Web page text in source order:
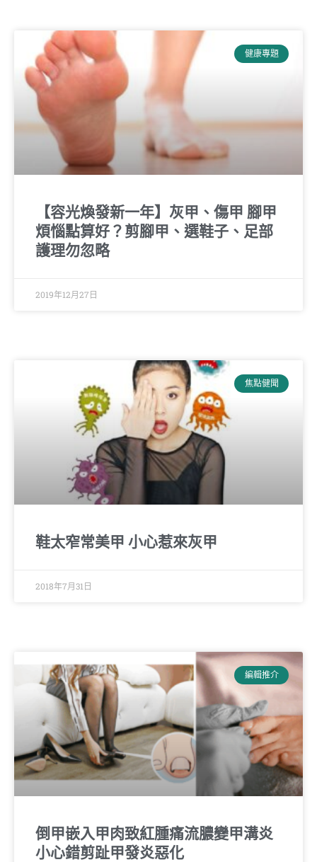
健康專題
【容光煥發新一年】灰甲、傷甲 腳甲
煩惱點算好？剪腳甲、選鞋子、足部
護理勿忽略
2019年12月27日
焦點健聞
鞋太窄常美甲 小心惹來灰甲
2018年7月31日
編輯推介
倒甲嵌入甲肉致紅腫痛流膿變甲溝炎
小心錯剪趾甲發炎惡化